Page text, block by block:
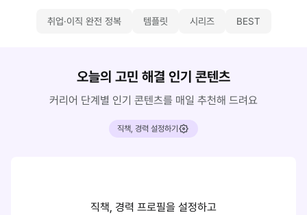
취업·이직 완전 정복 템플릿 시리즈 BEST
오늘의 고민 해결 인기 콘텐츠
커리어 단계별 인기 콘텐츠를 매일 추천해 드려요
직책, 경력 설정하기
직책, 경력 프로필을 설정하고